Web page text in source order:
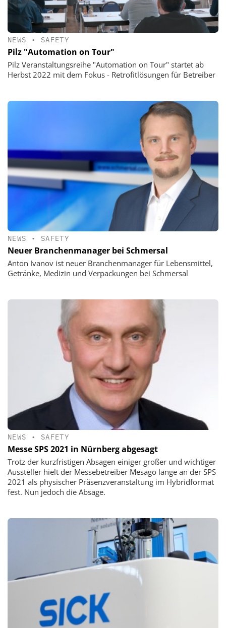
NEWS • SAFETY
Pilz "Automation on Tour"
Pilz Veranstaltungsreihe "Automation on Tour" startet ab
Herbst 2022 mit dem Fokus - Retrofitlösungen für Betreiber
NEWS • SAFETY
Neuer Branchenmanager bei Schmersal
Anton Ivanov ist neuer Branchenmanager für Lebensmittel,
Getränke, Medizin und Verpackungen bei Schmersal
NEWS • SAFETY
Messe SPS 2021 in Nürnberg abgesagt
Trotz der kurzfristigen Absagen einiger großer und wichtiger
Aussteller hielt der Messebetreiber Mesago lange an der SPS
2021 als physischer Präsenzveranstaltung im Hybridformat
fest. Nun jedoch die Absage.